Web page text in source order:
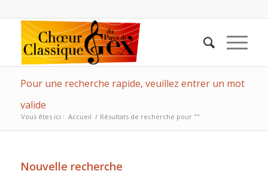
Pour une recherche rapide, veuillez entrer un mot
valide
Vous êtes ici : Accueil / Résultats de recherche pour ""
Nouvelle recherche